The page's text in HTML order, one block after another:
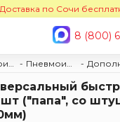
Доставка по Сочи
8 (800)
("папа", со